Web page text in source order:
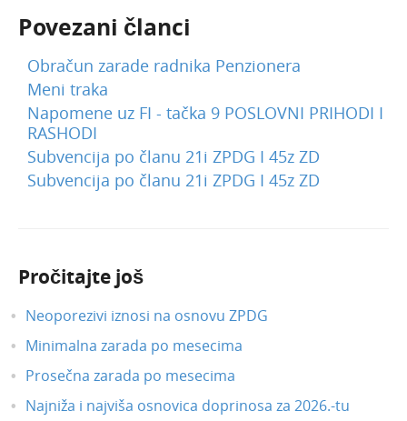
Povezani članci
Obračun zarade radnika Penzionera
Meni traka
Napomene uz FI - tačka 9 POSLOVNI PRIHODI I
RASHODI
Subvencija po članu 21i ZPDG I 45z ZD
Subvencija po članu 21i ZPDG I 45z ZD
Pročitajte još
Neoporezivi iznosi na osnovu ZPDG
Minimalna zarada po mesecima
Prosečna zarada po mesecima
Najniža i najviša osnovica doprinosa za 2026.-tu